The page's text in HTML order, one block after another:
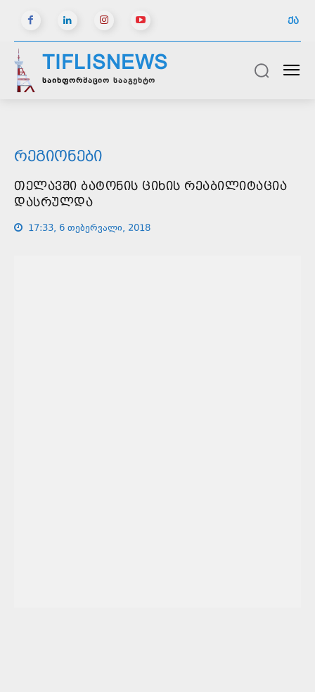
ᲥᲐ
TIFLISNEWS
საინფორმაციო სააგენტო
ᲠᲔᲒᲘᲝᲜᲔᲑᲘ
ᲗᲔᲚᲐᲕᲨᲘ ᲑᲐᲢᲝᲜᲘᲡ ᲪᲘᲮᲘᲡ ᲠᲔᲐᲑᲘᲚᲘᲢᲐᲪᲘᲐ
ᲓᲐᲡᲠᲣᲚᲓᲐ
17:33, 6 თებერვალი, 2018